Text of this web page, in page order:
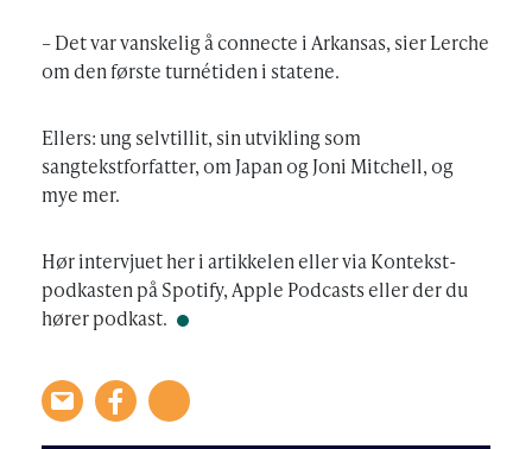
– Det var vanskelig å connecte i Arkansas, sier Lerche
om den første turnétiden i statene.
Ellers: ung selvtillit, sin utvikling som
sangtekstforfatter, om Japan og Joni Mitchell, og
mye mer.
Hør intervjuet her i artikkelen eller via Kontekst-
podkasten på Spotify, Apple Podcasts eller der du
hører podkast.